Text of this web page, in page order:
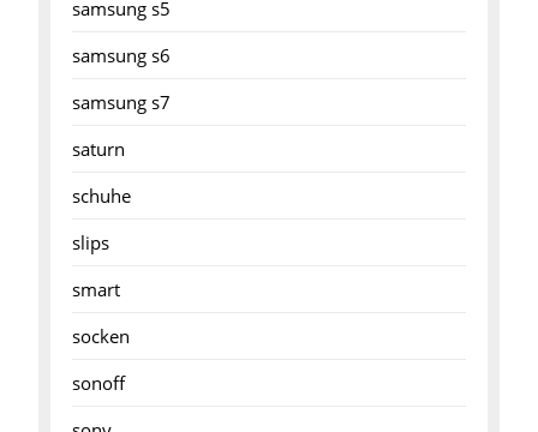
samsung s5
samsung s6
samsung s7
saturn
schuhe
slips
smart
socken
sonoff